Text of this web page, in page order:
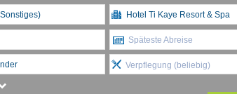
Späteste Abreise
Verpflegung (beliebig)